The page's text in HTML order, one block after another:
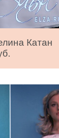
Катан